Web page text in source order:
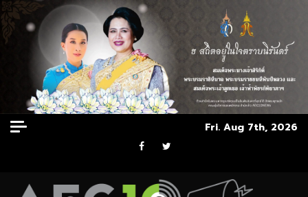
Skip
to
Fri. Aug 7th, 2026
Facebook
Twitter